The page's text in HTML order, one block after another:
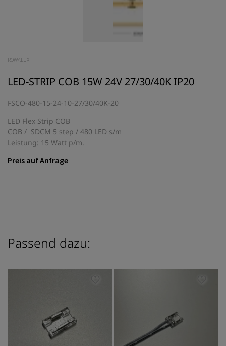
ROWALUX
LED-STRIP COB 15W 24V 27/30/40K IP20
FSCO-480-15-24-10-27/30/40K-20
LED Flex Strip COB
COB / SDCM 5 step / 480 LED s/m
Leistung: 15 Watt p/m.
Preis auf Anfrage
Passend dazu: